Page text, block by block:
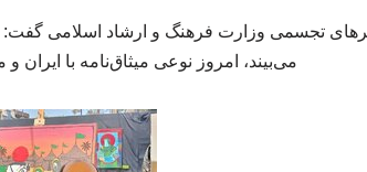
تجسمی وزارت فرهنگ و ارشاد اسلامی گفت:
می‌بیند، امروز نوعی میثاق‌نامه با